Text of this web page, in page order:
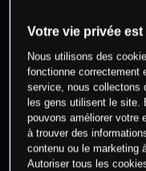
cet actif
Votre vie privée
Nous utilisons des
fonctionne correctement
service, nous collectons
les gens utilisent le site.
pouvons améliorer votre
à trouver des
contenu ou le marketing
Autoriser tous les